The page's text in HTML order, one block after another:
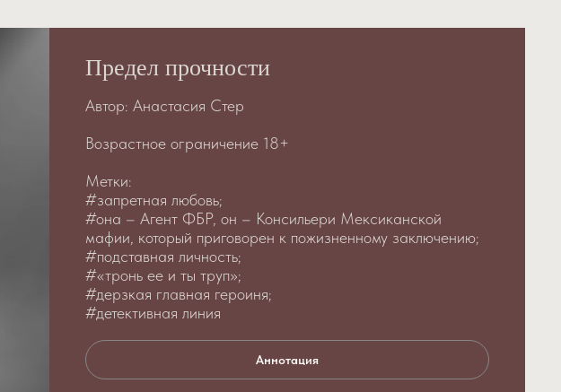
Предел прочности
Автор: Анастасия Стер
Возрастное ограничение 18+
Метки:
#запретная любовь;
#она – Агент ФБР, он – Консильери Мексиканской
мафии, который приговорен к пожизненному заключению;
#подставная личность;
#«тронь ее и ты труп»;
#дерзкая главная героиня;
#детективная линия
Аннотация